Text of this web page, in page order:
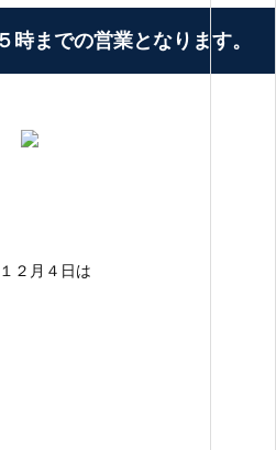
までの営業となります。
２月４日は